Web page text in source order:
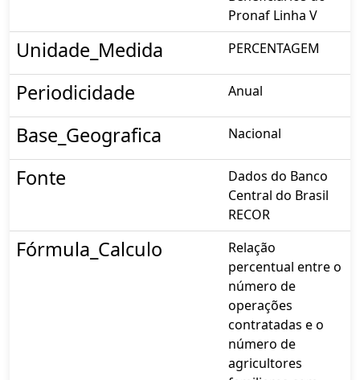
Pronaf Linha V
Unidade_Medida PERCENTAGEM
Periodicidade Anual
Base_Geografica Nacional
Fonte
Dados do Banco
Central do Brasil
RECOR
Fórmula_Calculo
Relação
percentual entre o
número de
operações
contratadas e o
número de
agricultores